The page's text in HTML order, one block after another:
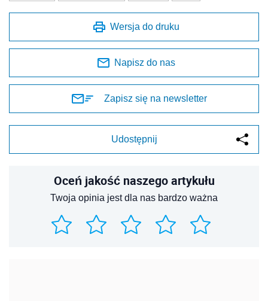
Wersja do druku
Napisz do nas
Zapisz się na newsletter
Udostępnij
Oceń jakość naszego artykułu
Twoja opinia jest dla nas bardzo ważna